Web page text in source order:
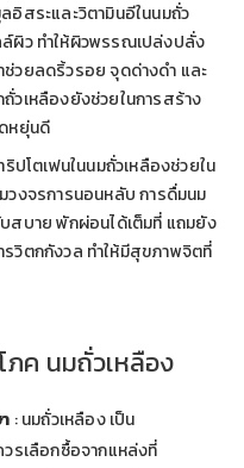
อิสระและวิตามินอีในนมถั่ว
ผิว ทำให้ผิวพรรณเปล่งปลั่ง
ช่วยลดริ้วรอย จุดด่างดำ และ
วเหลืองยังช่วยในการสร้าง
หยุ่นดี
ปโตเฟนในนมถั่วเหลืองช่วยใน
วงจรการนอนหลับ การดื่มนม
สบาย พักผ่อนได้เต็มที่ แถมยัง
วิตกกังวล ทำให้มีสุขภาพจิตที่
ภค นมถั่วเหลือง
: นมถั่วเหลือง เป็น
รเลือกซื้อจากแหล่งที่